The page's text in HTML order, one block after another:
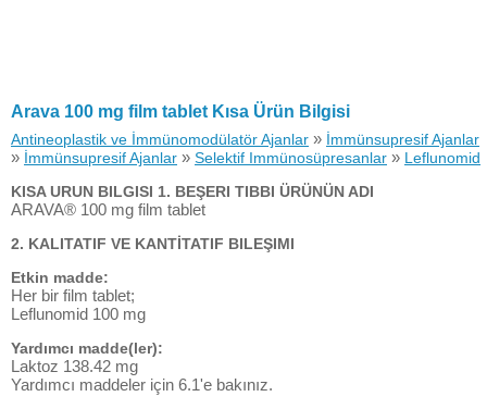
Arava 100 mg film tablet Kısa Ürün Bilgisi
Antineoplastik ve İmmünomodülatör Ajanlar » İmmünsupresif Ajanlar
» İmmünsupresif Ajanlar » Selektif Immünosüpresanlar » Leflunomid
KISA URUN BILGISI 1. BEŞERI TIBBI ÜRÜNÜN ADI
ARAVA® 100 mg film tablet
2. KALITATIF VE KANTİTATIF BILEŞIMI
Etkin madde:
Her bir film tablet;
Leflunomid 100 mg
Yardımcı madde(ler):
Laktoz 138.42 mg
Yardımcı maddeler için 6.1'e bakınız.